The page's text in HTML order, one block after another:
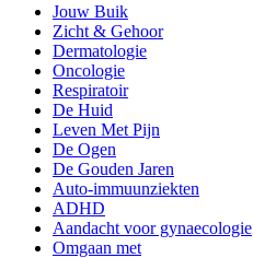
Jouw Buik
Zicht & Gehoor
Dermatologie
Oncologie
Respiratoir
De Huid
Leven Met Pijn
De Ogen
De Gouden Jaren
Auto-immuunziekten
ADHD
Aandacht voor gynaecologie
Omgaan met